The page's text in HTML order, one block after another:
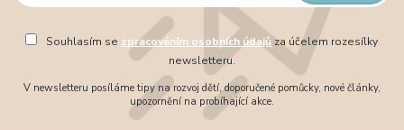
Souhlasím se zpracováním osobních údajů za účelem rozesílky
newsletteru.
V newsletteru posíláme tipy na rozvoj dětí, doporučené pomůcky, nové články,
upozornění na probíhající akce.